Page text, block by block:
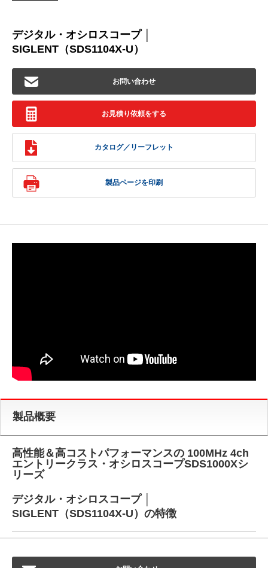
デジタル・オシロスコープ │
SIGLENT（SDS1104X-U）
お問い合わせ
お見積り依頼をする
カタログ／リーフレット
製品ページを印刷
製品概要
高性能＆高コストパフォーマンスの 100MHz 4ch
エントリークラス・オシロスコープSDS1000Xシ
リーズ
デジタル・オシロスコープ │
SIGLENT（SDS1104X-U）の特徴